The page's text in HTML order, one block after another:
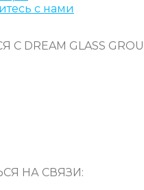
с нами
С DREAM GLASS
НА СВЯЗИ: